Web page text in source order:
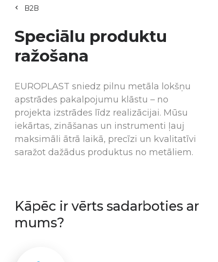
B2B
Speciālu produktu
ražošana
EUROPLAST sniedz pilnu metāla lokšņu
apstrādes pakalpojumu klāstu – no
projekta izstrādes līdz realizācijai. Mūsu
iekārtas, zināšanas un instrumenti ļauj
maksimāli ātrā laikā, precīzi un kvalitatīvi
saražot dažādus produktus no metāliem.
Kāpēc ir vērts sadarboties ar
mums?